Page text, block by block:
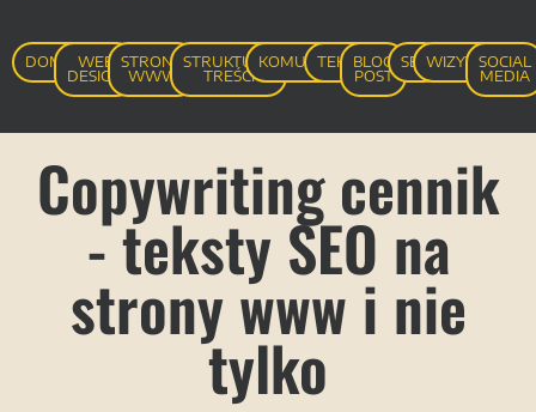
DOMENAWEB
DESIGN
STRONA
WWW
STRUKTURA
TREŚCI
KOMUNIKACJA
TEKSTYBLOG
POST
SEOWIZYTÓWKA
SOCIAL
MEDIA
Copywriting cennik
- teksty SEO na
strony www i nie
tylko